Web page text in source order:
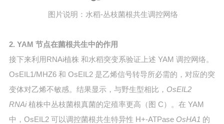
图片说明：水稻-丛枝菌根共生调控网络
2. YAM 节点在菌根共生中的作用
接下来利用RNAi植株 和水稻突变系验证上述 YAM 调控网络。
OsEIL1/MHZ6 和 OsEIL2 是乙烯信号转导所必需的，对应的突
变体对乙烯不敏感。结果显示，与野生型相比， OsEIL2
RNAi植株中丛枝菌根真菌的定殖率更高（图 C）。在 YAM
中，OsEIL2 可以调控菌根共生特异性 H+-ATPase OsHA1 的